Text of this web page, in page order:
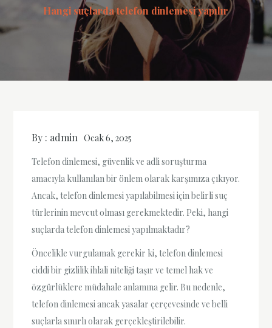
Hangi suçlarda telefon dinlemesi yapılır
By : admin Ocak 6, 2025
Telefon dinlemesi, güvenlik ve adli soruşturma
amacıyla kullanılan bir önlem olarak karşımıza çıkıyor.
Ancak, telefon dinlemesi yapılabilmesi için belirli suç
türlerinin mevcut olması gerekmektedir. Peki, hangi
suçlarda telefon dinlemesi yapılmaktadır?
Öncelikle vurgulamak gerekir ki, telefon dinlemesi
ciddi bir gizlilik ihlali niteliği taşır ve temel hak ve
özgürlüklere müdahale anlamına gelir. Bu nedenle,
telefon dinlemesi ancak yasalar çerçevesinde ve belli
suçlarla sınırlı olarak gerçekleştirilebilir.